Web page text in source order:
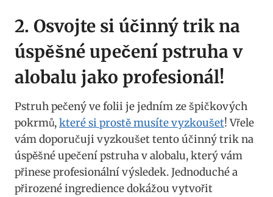
2. Osvojte si‌ účinný trik na
‍úspěšné upečení pstruha⁢ v
alobalu‌ jako profesionál!
Pstruh pečený ve folii⁤ je jedním‍ ze špičkových
⁢pokrmů,které si prostě ⁣musíte vyzkoušet! Vřele
⁢vám​ doporučuji⁣ vyzkoušet tento⁢ účinný trik na
úspěšné upečení pstruha⁣ v alobalu, který vám
⁣přinese profesionální výsledek. Jednoduché a
přirozené ingredience‌ dokážou vytvořit